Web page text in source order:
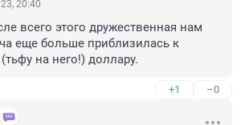
20:40
всего этого дружественная нам
еще больше приблизилась к
на него!) доллару.
+1 –0